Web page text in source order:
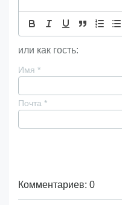
или как гость:
Имя *
Почта *
Комментариев: 0